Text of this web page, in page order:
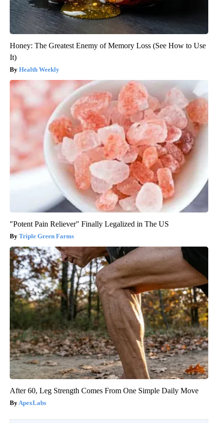
Honey: The Greatest Enemy of Memory Loss (See How to Use
It)
Health Weekly
"Potent Pain Reliever" Finally Legalized in The US
Triple Green Farms
After 60, Leg Strength Comes From One Simple Daily Move
ApexLabs